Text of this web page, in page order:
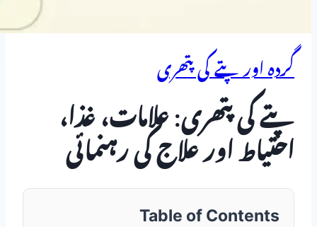
گردہ اور پتے کی پتھری
پتے کی پتھری: علامات، غذا،
احتیاط اور علاج کی رہنمائی
Table of Contents